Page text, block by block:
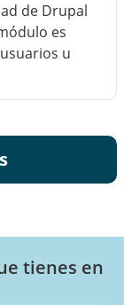
de Drupal
es
u
tienes en